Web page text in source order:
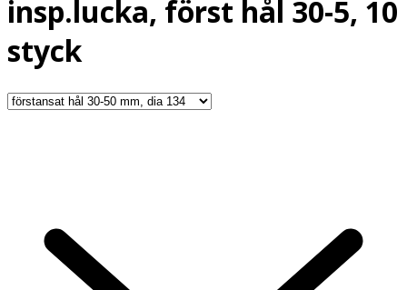
insp.lucka, först hål 30-5, 10
styck